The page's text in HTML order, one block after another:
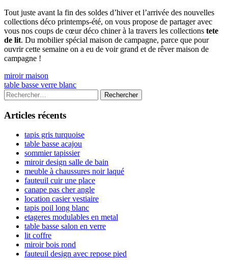
Tout juste avant la fin des soldes d’hiver et l’arrivée des nouvelles
collections déco printemps-été, on vous propose de partager avec
vous nos coups de cœur déco chiner à la travers les collections tete
de lit. Du mobilier spécial maison de campagne, parce que pour
ouvrir cette semaine on a eu de voir grand et de rêver maison de
campagne !
Navigation
de
l’article
Previous
article:
miroir maison
Next
article:
table basse verre blanc
Colonne
latérale
principale
Rechercher :
Articles récents
tapis gris turquoise
table basse acajou
sommier tapissier
miroir design salle de bain
meuble à chaussures noir laqué
fauteuil cuir une place
canape pas cher angle
location casier vestiaire
tapis poil long blanc
etageres modulables en metal
table basse salon en verre
lit coffre
miroir bois rond
fauteuil design avec repose pied